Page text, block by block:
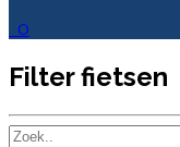
0
Filter fietsen